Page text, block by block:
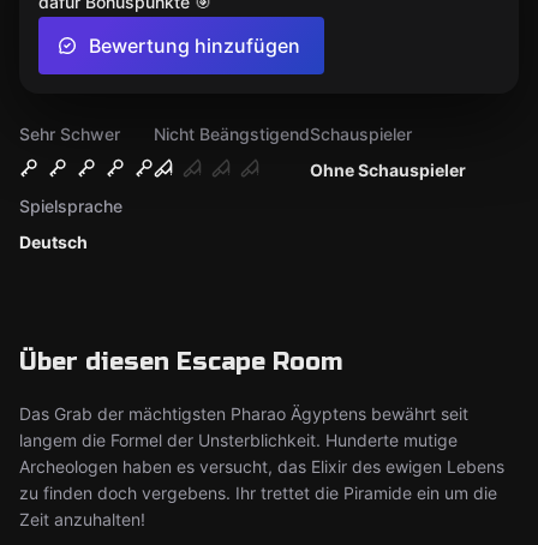
Sehr Schwer
Nicht Beängstigend
Ohne Schauspieler
Schauspieler
Deutsch
Spielsprache
Über diesen Escape Room
Das Grab der mächtigsten Pharao Ägyptens bewährt seit
langem die Formel der Unsterblichkeit. Hunderte mutige
Archeologen haben es versucht, das Elixir des ewigen Lebens
zu finden doch vergebens. Ihr trettet die Piramide ein um die
Zeit anzuhalten!
Bewertung hinzufügen